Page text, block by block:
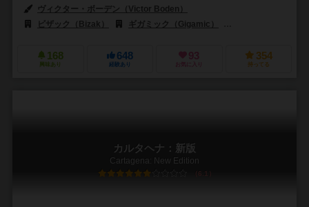
ヴィクター・ボーデン（Victor Boden）
ビザック（Bizak）
ギガミック（Gigamic）
168
興味あり
648
経験あり
93
お気に入り
354
持ってる
カルタヘナ：新版
Cartagena: New Edition
6.1